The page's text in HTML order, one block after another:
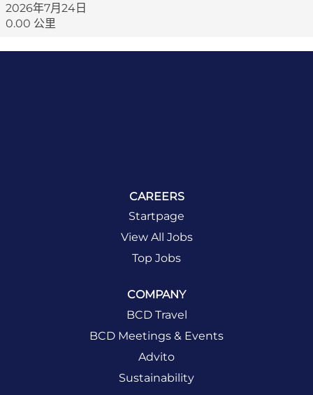
2026年7月24日
0.00 公里
CAREERS
Startpage
View All Jobs
Top Jobs
COMPANY
BCD Travel
BCD Meetings & Events
Advito
Sustainability